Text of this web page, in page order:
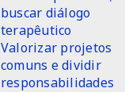
buscar diálogo
terapêutico
Valorizar projetos
comuns e dividir
responsabilidades